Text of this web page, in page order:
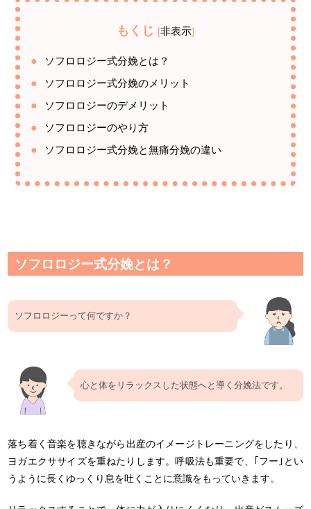
もくじ [非表示]
ソフロロジー式分娩とは？
ソフロロジー式分娩のメリット
ソフロロジーのデメリット
ソフロロジーのやり方
ソフロロジー式分娩と無痛分娩の違い
ソフロロジー式分娩とは？
ソフロロジーって何ですか？
心と体をリラックスした状態へと導く分娩法です。
落ち着く音楽を聴きながら出産のイメージトレーニングをしたり、
ヨガエクササイズを重ねたりします。呼吸法も重要で、｢フー｣とい
うように長くゆっくり息を吐くことに意識をもっていきます。